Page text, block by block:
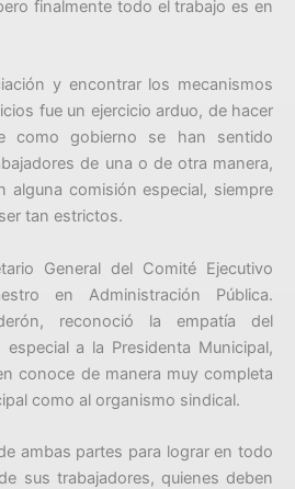
finalmente todo el trabajo es en
y encontrar los mecanismos
fue un ejercicio arduo, de hacer
como gobierno se han sentido
de una o de otra manera,
alguna comisión especial, siempre
tan estrictos.
General del Comité Ejecutivo
en Administración Pública.
reconoció la empatía del
a la Presidenta Municipal,
conoce de manera muy completa
como al organismo sindical.
ambas partes para lograr en todo
sus trabajadores, quienes deben